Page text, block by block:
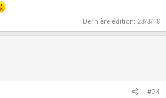
Dernière édition: 28/8/18
#24